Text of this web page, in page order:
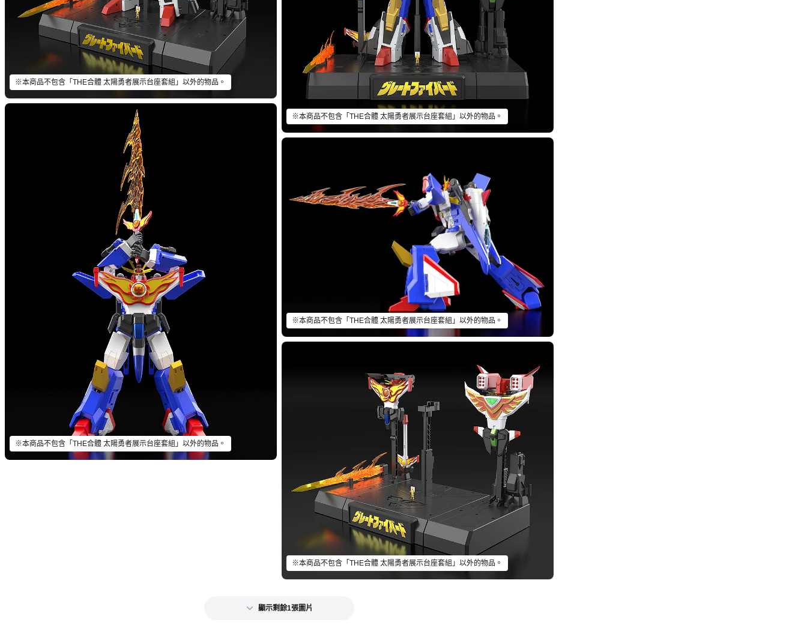
※本商品不包含「THE合體 太陽勇者展示台座套組」以外的物品。
※本商品不包含「THE合體 太陽勇者展示台座套組」以外的物品。
※本商品不包含「THE合體 太陽勇者展示台座套組」以外的物品。
※本商品不包含「THE合體 太陽勇者展示台座套組」以外的物品。
※本商品不包含「THE合體 太陽勇者展示台座套組」以外的物品。
顯示剩餘1張圖片